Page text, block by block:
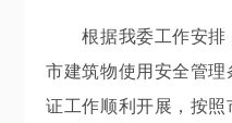
根据我委工作安排
市建筑物使用安全管
证工作顺利开展，按